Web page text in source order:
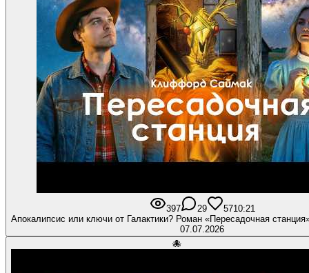
397 29 5710:21
Апокалипсис или ключи от Галактики? Роман «Пересадочная
07.07.2026
🐙